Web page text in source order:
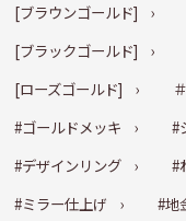
[ブラウンゴールド]
[ブラックゴールド]
[ローズゴールド]
#ゴールドメッキ
#
#デザインリング
#
#ミラー仕上げ
#地